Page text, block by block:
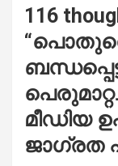
116
“
മീഡിയ
ജാഗ്രത